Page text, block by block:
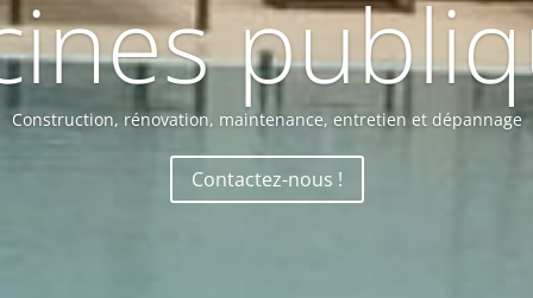
Construction, rénovation, maintenance, entretien et dépannage
Contactez-nous !